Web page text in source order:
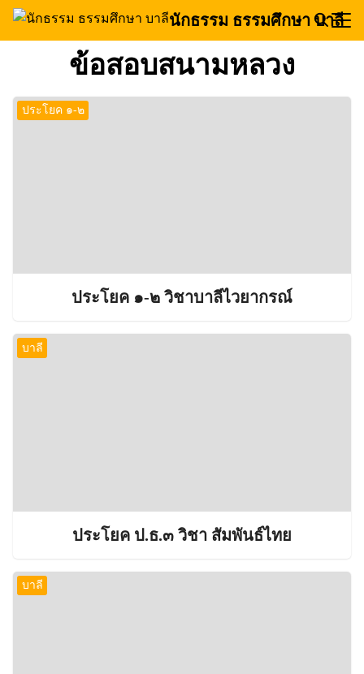
Skip
นักธรรม ธรรมศึกษา บาลี
ข้อสอบสนามหลวง
ประโยค ๑-๒
ประโยค ๑-๒ วิชาบาลีไวยากรณ์
บาลี
ประโยค ป.ธ.๓ วิชา สัมพันธ์ไทย
บาลี